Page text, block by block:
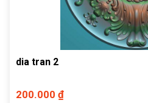
dia tran 2
200.000 ₫